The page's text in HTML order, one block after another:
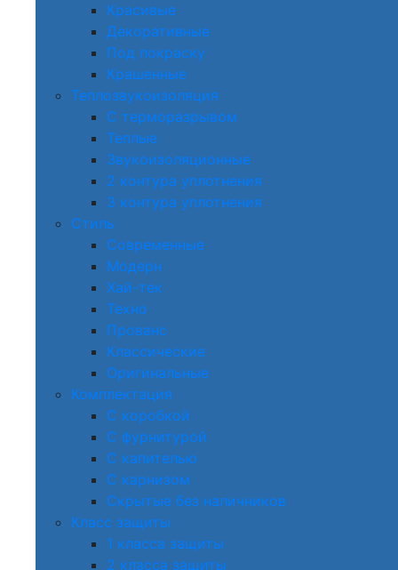
Красивые
Декоративные
Под покраску
Крашенные
Теплозвукоизоляция
С терморазрывом
Теплые
Звукоизоляционные
2 контура уплотнения
3 контура уплотнения
Стиль
Современные
Модерн
Хай-тек
Техно
Прованс
Классические
Оригинальные
Комплектация
С коробкой
С фурнитурой
С капителью
С карнизом
Скрытые без наличников
Класс защиты
1 класса защиты
2 класса защиты